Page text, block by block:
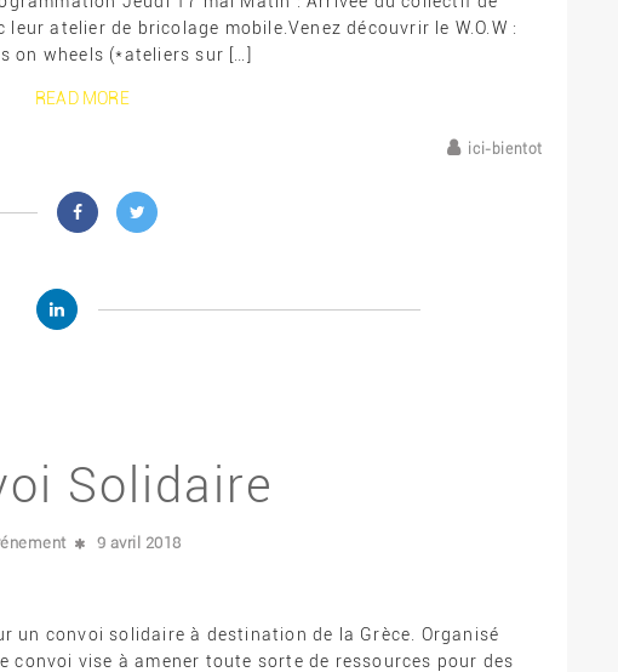
atelier de bricolage mobile.Venez découvrir le W.O.W :
on wheels (*ateliers sur […]
READ MORE
ici-bientot
Solidaire
9 avril 2018
un convoi solidaire à destination de la Grèce. Organisé
convoi vise à amener toute sorte de ressources pour des